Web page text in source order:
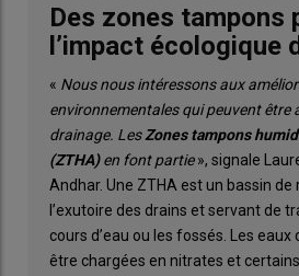
Des zones tampons
l’impact écologique
« Nous nous intéressons aux
environnementales qui peuvent être
drainage. LesZones tampons
(ZTHA)en font partie», signale
Andhar. Une ZTHA est un bassin
l’exutoire des drains et servant de
cours d’eau ou les fossés. Les
être chargées en nitrates et